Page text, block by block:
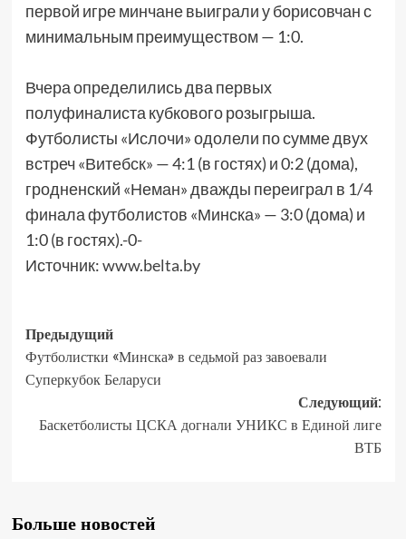
первой игре минчане выиграли у борисовчан с
минимальным преимуществом — 1:0.
Вчера определились два первых
полуфиналиста кубкового розыгрыша.
Футболисты «Ислочи» одолели по сумме двух
встреч «Витебск» — 4:1 (в гостях) и 0:2 (дома),
гродненский «Неман» дважды переиграл в 1/4
финала футболистов «Минска» — 3:0 (дома) и
1:0 (в гостях).-0-
Источник:www.belta.by
Предыдущий
Футболистки «Минска» в седьмой раз завоевали
Суперкубок Беларуси
Следующий:
Баскетболисты ЦСКА догнали УНИКС в Единой лиге
ВТБ
Больше новостей